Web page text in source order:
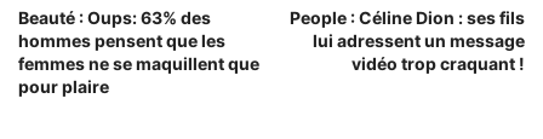
Beauté : Oups: 63% des
hommes pensent que les
femmes ne se maquillent que
pour plaire
People : Céline Dion : ses fils
lui adressent un message
vidéo trop craquant !